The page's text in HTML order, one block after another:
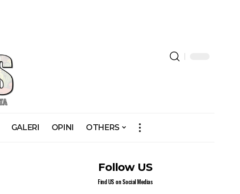
GALERI OPINI OTHERS
Follow US
Find US on Social Medias